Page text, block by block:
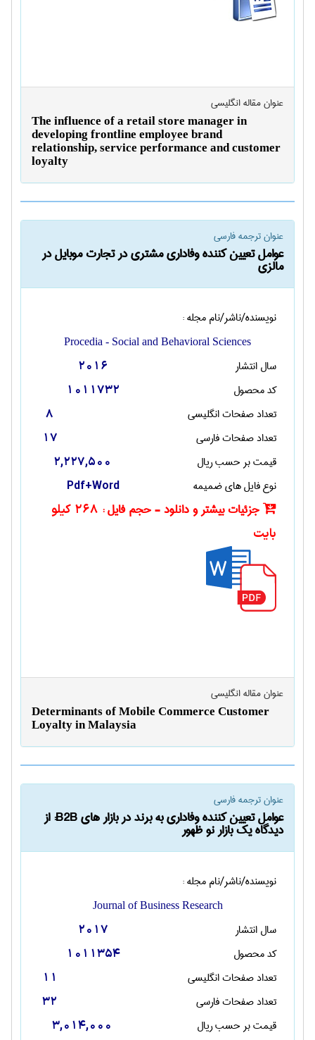
عنوان مقاله انگليسی
The influence of a retail store manager in
developing frontline employee brand
relationship, service performance and customer
loyalty
عنوان ترجمه فارسی
عوامل تعیین کننده وفاداری مشتری در تجارت موبایل در
مالزی
نویسنده/ناشر/نام مجله :
Procedia - Social and Behavioral Sciences
سال انتشار 2016
کد محصول 1011732
تعداد صفحات انگليسی 8
تعداد صفحات فارسی 17
قیمت بر حسب ریال 2,227,500
نوع فایل های ضمیمه Pdf+Word
جزئیات بیشتر و دانلود - حجم فایل :
268 کیلو
بایت
عنوان مقاله انگليسی
Determinants of Mobile Commerce Customer
Loyalty in Malaysia
عنوان ترجمه فارسی
عوامل تعیین کننده وفاداری به برند در بازار های B2B: از
دیدگاه یک بازار نو ظهور
نویسنده/ناشر/نام مجله :
Journal of Business Research
سال انتشار 2017
کد محصول 1011354
تعداد صفحات انگليسی 11
تعداد صفحات فارسی 32
قیمت بر حسب ریال 3,014,000